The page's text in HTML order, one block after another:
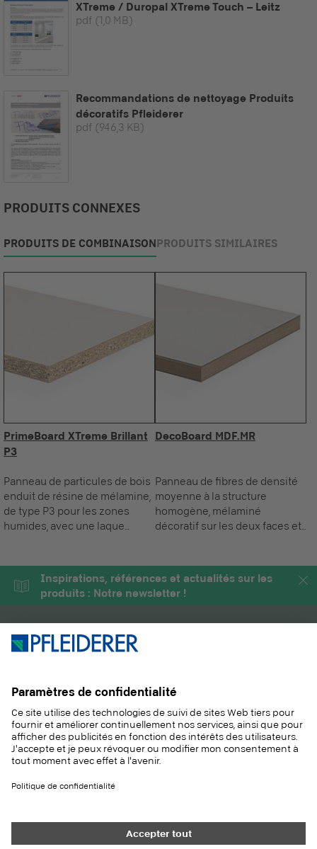
XTreme / Duropal XTreme Touch – Leitz
pdf (1,0 MB)
Recommandations de nettoyage Produits
décoratifs Pfleiderer
pdf (946,3 KB)
PRODUITS CONNEXES
PRODUITS DE COMBINAISONPRODUITS SIMILAIRES
PrimeBoard XTreme Brillant
P3
Panneau de particules de bois
enduit de résine de mélamine,
de type P3 pour les zones
humides, avec une laque
fonctionnelle à élasticité
permanente pour les
DecoBoard MDF.MR
Panneau de fibres de densité
moyenne à la structure
homogène, mélaminé
décoratif sur les deux faces et
améliorées en zone humide).
Inspirations, références et actualités sur les
produits : Notre newsletter !
PRODUITS
SOLUTIONS
DURABILITÉ
MAGAZINE
INFORMATIONS
CONTACT
Contact Acheter Mentions légales